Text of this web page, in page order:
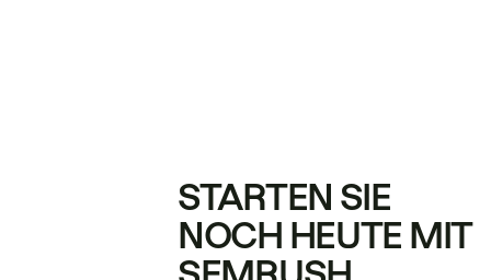
STARTEN SIE
NOCH HEUTE MIT